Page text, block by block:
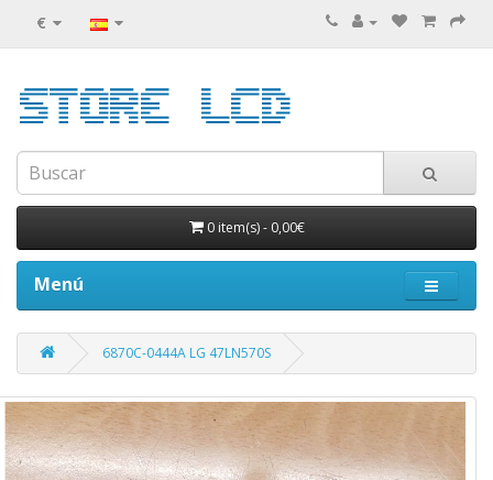
€
0 item(s)- 0,00€
Menú
6870C-0444A LG 47LN570S